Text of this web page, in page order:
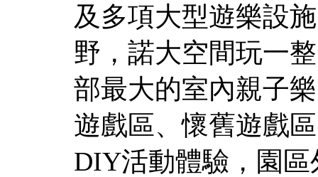
及多項大型遊樂設
野，諾大空間玩一
部最大的室內親子
遊戲區、懷舊遊戲
DIY活動體驗，園